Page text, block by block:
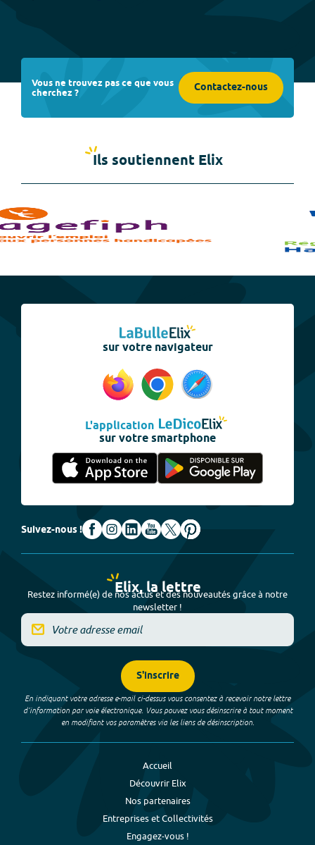
Vous ne trouvez pas ce que vous
cherchez ? Contactez-nous
Ils soutiennent Elix
sur votre navigateur
L'application
sur votre smartphone
Suivez-nous !
Elix, la lettre
Restez informé(e) de nos actus et des nouveautés grâce à notre
newsletter !
S'inscrire
En indiquant votre adresse e-mail ci-dessus vous consentez à recevoir notre lettre
d’information par voie électronique. Vous pouvez vous désinscrire à tout moment
en modifiant vos paramètres via les liens de désinscription.
Accueil
Découvrir Elix
Nos partenaires
Entreprises et Collectivités
Engagez-vous !